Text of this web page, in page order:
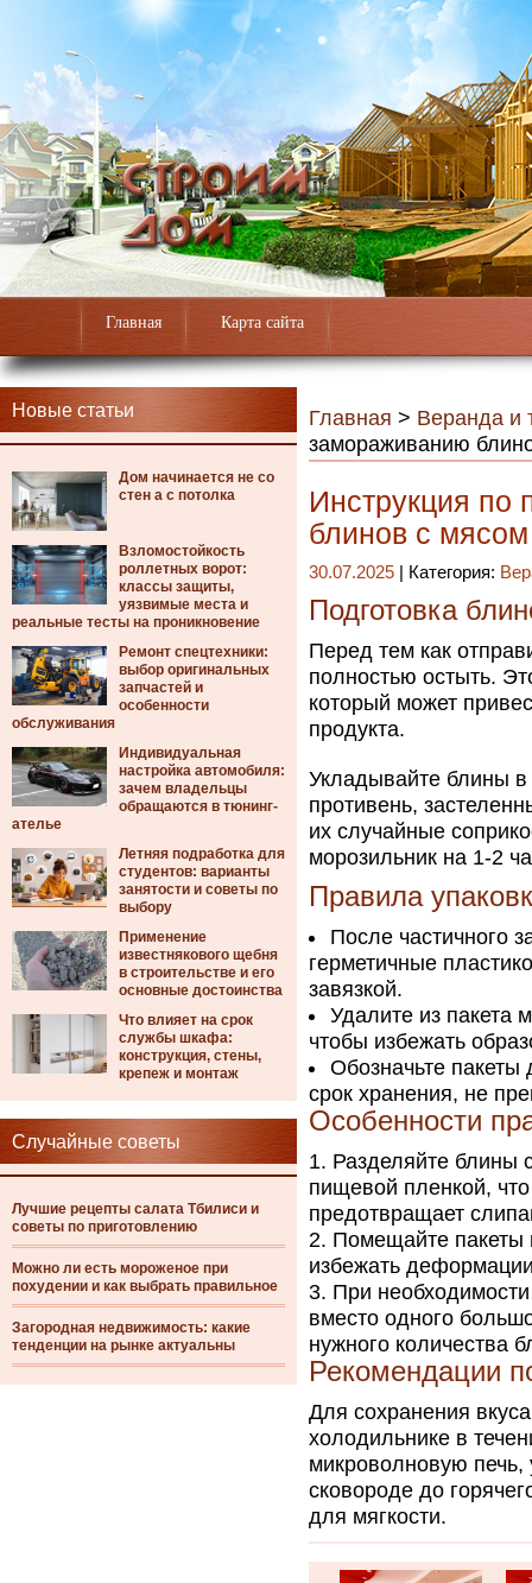
Главная Карта сайта
Новые статьи
Дом начинается не со
стен а с потолка
Взломостойкость
роллетных ворот:
классы защиты,
уязвимые места и
реальные тесты на проникновение
Ремонт спецтехники:
выбор оригинальных
запчастей и
особенности
обслуживания
Индивидуальная
настройка автомобиля:
зачем владельцы
обращаются в тюнинг-
ателье
Летняя подработка для
студентов: варианты
занятости и советы по
выбору
Применение
известнякового щебня
в строительстве и его
основные достоинства
Что влияет на срок
службы шкафа:
конструкция, стены,
крепеж и монтаж
Случайные советы
Лучшие рецепты салата Тбилиси и
советы по приготовлению
Можно ли есть мороженое при
похудении и как выбрать правильное
Загородная недвижимость: какие
тенденции на рынке актуальны
Главная > Веранда и
замораживанию
Инструкция по
блинов с мясом
30.07.2025 | Категория:
Подготовка
Перед тем как
полностью остыть.
который может
продукта.
Укладывайте блины
противень,
их случайные
морозильник на 1-2
Правила
После частичного
герметичные
завязкой.
Удалите из пакета
чтобы избежать
Обозначьте пакеты
срок хранения, не
Особенности
Разделяйте блины
пищевой пленкой,
предотвращает
Помещайте пакеты
избежать
При
вместо одного
нужного количества
Рекомендации
Для сохранения
холодильнике в
микроволновую печь,
сковороде до
для мягкости.